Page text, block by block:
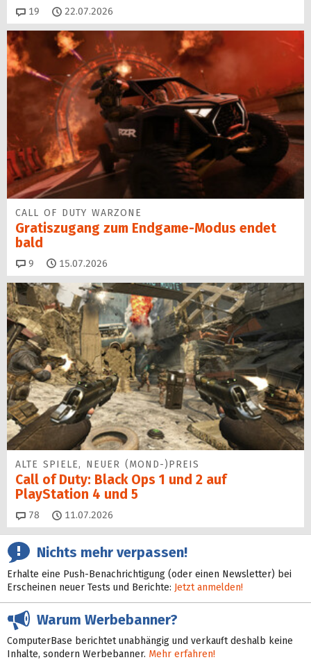
19 Kommentare
22.07.2026
CALL OF DUTY WARZONE
Gratiszugang zum Endgame-Modus endet
bald
9 Kommentare
15.07.2026
ALTE SPIELE, NEUER (MOND-)PREIS
Call of Duty: Black Ops 1 und 2 auf
PlayStation 4 und 5
78 Kommentare
11.07.2026
Nichts mehr verpassen!
Erhalte eine Push-Benachrichtigung (oder einen Newsletter) bei
Erscheinen neuer Tests und Berichte: Jetzt anmelden!
Warum Werbebanner?
ComputerBase berichtet unabhängig und verkauft deshalb keine
Inhalte, sondern Werbebanner. Mehr erfahren!